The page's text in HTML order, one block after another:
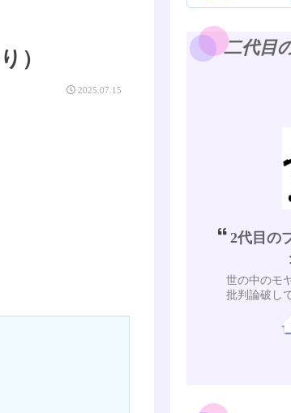
）
2025.07.15
二代目
2代目の
世の中のモ
批判論破し